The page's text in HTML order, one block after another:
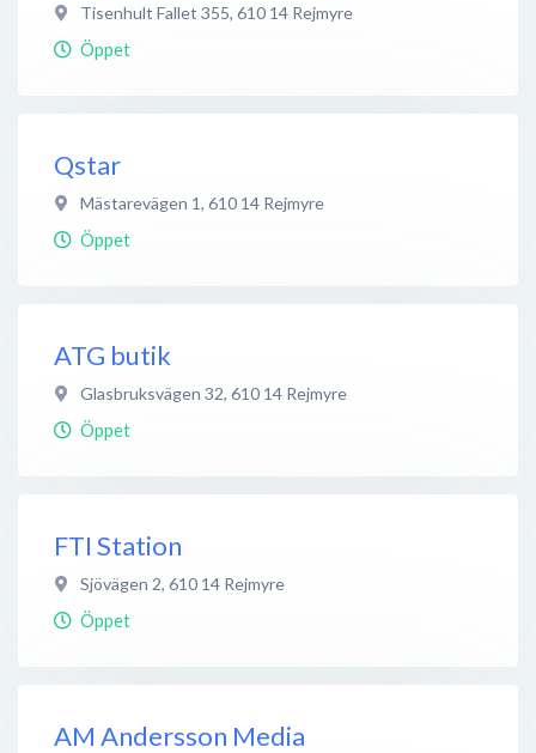
Tisenhult Fallet 355, 610 14 Rejmyre
Öppet
Qstar
Mästarevägen 1, 610 14 Rejmyre
Öppet
ATG butik
Glasbruksvägen 32, 610 14 Rejmyre
Öppet
FTI Station
Sjövägen 2, 610 14 Rejmyre
Öppet
AM Andersson Media